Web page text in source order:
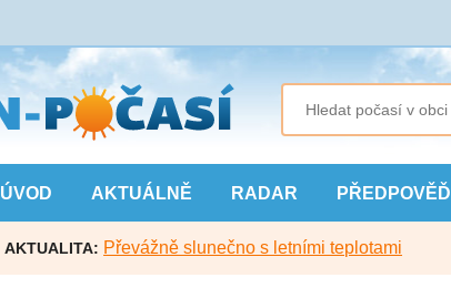
ÚVOD AKTUÁLNĚ RADAR PŘEDPOVĚĎ
AKTUALITA: Převážně slunečno s letními teplotami